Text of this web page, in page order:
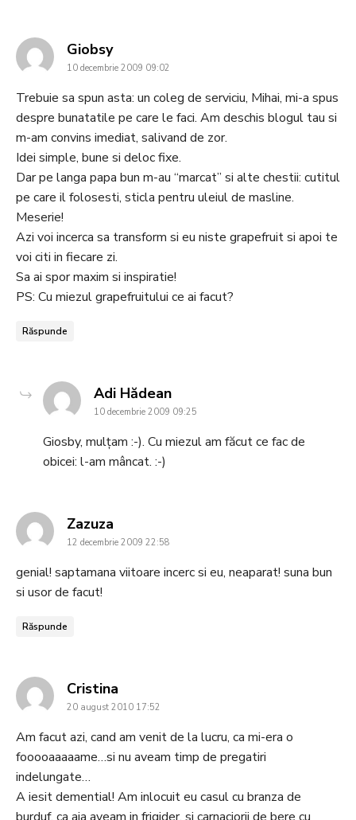
Giobsysays:
10 decembrie 2009 09:02
Trebuie sa spun asta: un coleg de serviciu, Mihai, mi-a spus
despre bunatatile pe care le faci. Am deschis blogul tau si
m-am convins imediat, salivand de zor.
Idei simple, bune si deloc fixe.
Dar pe langa papa bun m-au “marcat” si alte chestii: cutitul
pe care il folosesti, sticla pentru uleiul de masline.
Meserie!
Azi voi incerca sa transform si eu niste grapefruit si apoi te
voi citi in fiecare zi.
Sa ai spor maxim si inspiratie!
PS: Cu miezul grapefruitului ce ai facut?
Răspunde
Adi Hădeansays:
10 decembrie 2009 09:25
Giosby, mulțam :-). Cu miezul am făcut ce fac de
obicei: l-am mâncat. :-)
Zazuza
12 decembrie 2009 22:58
genial! saptamana viitoare incerc si eu, neaparat! suna bun
si usor de facut!
Răspunde
Cristina
20 august 2010 17:52
Am facut azi, cand am venit de la lucru, ca mi-era o
fooooaaaaame…si nu aveam timp de pregatiri
indelungate…
A iesit demential! Am inlocuit eu casul cu branza de